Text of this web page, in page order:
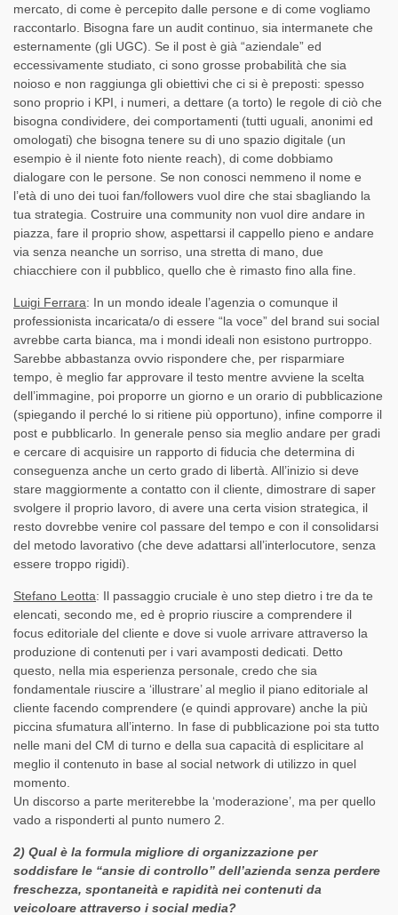
mercato, di come è percepito dalle persone e di come vogliamo
raccontarlo. Bisogna fare un audit continuo, sia intermanete che
esternamente (gli UGC). Se il post è già “aziendale” ed
eccessivamente studiato, ci sono grosse probabilità che sia
noioso e non raggiunga gli obiettivi che ci si è preposti: spesso
sono proprio i KPI, i numeri, a dettare (a torto) le regole di ciò che
bisogna condividere, dei comportamenti (tutti uguali, anonimi ed
omologati) che bisogna tenere su di uno spazio digitale (un
esempio è il niente foto niente reach), di come dobbiamo
dialogare con le persone. Se non conosci nemmeno il nome e
l’età di uno dei tuoi fan/followers vuol dire che stai sbagliando la
tua strategia. Costruire una community non vuol dire andare in
piazza, fare il proprio show, aspettarsi il cappello pieno e andare
via senza neanche un sorriso, una stretta di mano, due
chiacchiere con il pubblico, quello che è rimasto fino alla fine.
Luigi Ferrara: In un mondo ideale l’agenzia o comunque il
professionista incaricata/o di essere “la voce” del brand sui social
avrebbe carta bianca, ma i mondi ideali non esistono purtroppo.
Sarebbe abbastanza ovvio rispondere che, per risparmiare
tempo, è meglio far approvare il testo mentre avviene la scelta
dell’immagine, poi proporre un giorno e un orario di pubblicazione
(spiegando il perché lo si ritiene più opportuno), infine comporre il
post e pubblicarlo. In generale penso sia meglio andare per gradi
e cercare di acquisire un rapporto di fiducia che determina di
conseguenza anche un certo grado di libertà. All’inizio si deve
stare maggiormente a contatto con il cliente, dimostrare di saper
svolgere il proprio lavoro, di avere una certa vision strategica, il
resto dovrebbe venire col passare del tempo e con il consolidarsi
del metodo lavorativo (che deve adattarsi all’interlocutore, senza
essere troppo rigidi).
Stefano Leotta: Il passaggio cruciale è uno step dietro i tre da te
elencati, secondo me, ed è proprio riuscire a comprendere il
focus editoriale del cliente e dove si vuole arrivare attraverso la
produzione di contenuti per i vari avamposti dedicati. Detto
questo, nella mia esperienza personale, credo che sia
fondamentale riuscire a ‘illustrare’ al meglio il piano editoriale al
cliente facendo comprendere (e quindi approvare) anche la più
piccina sfumatura all’interno. In fase di pubblicazione poi sta tutto
nelle mani del CM di turno e della sua capacità di esplicitare al
meglio il contenuto in base al social network di utilizzo in quel
momento.
Un discorso a parte meriterebbe la ‘moderazione’, ma per quello
vado a risponderti al punto numero 2.
2) Qual è la formula migliore di organizzazione per
soddisfare le “ansie di controllo” dell’azienda senza perdere
freschezza, spontaneità e rapidità nei contenuti da
veicoloare attraverso i social media?